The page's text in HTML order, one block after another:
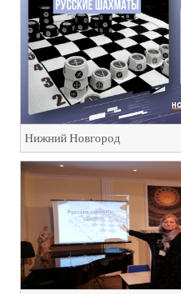
Нижний Новгород